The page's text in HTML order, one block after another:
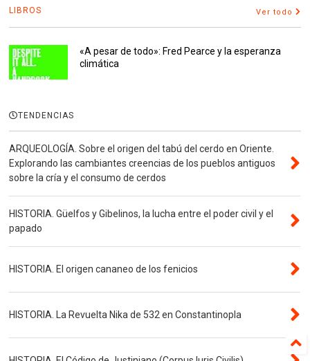
LIBROS Ver todo
«A pesar de todo»: Fred Pearce y la esperanza
climática
TENDENCIAS
ARQUEOLOGÍA. Sobre el origen del tabú del cerdo en Oriente.
Explorando las cambiantes creencias de los pueblos antiguos
sobre la cría y el consumo de cerdos
HISTORIA. Güelfos y Gibelinos, la lucha entre el poder civil y el
papado
HISTORIA. El origen cananeo de los fenicios
HISTORIA. La Revuelta Nika de 532 en Constantinopla